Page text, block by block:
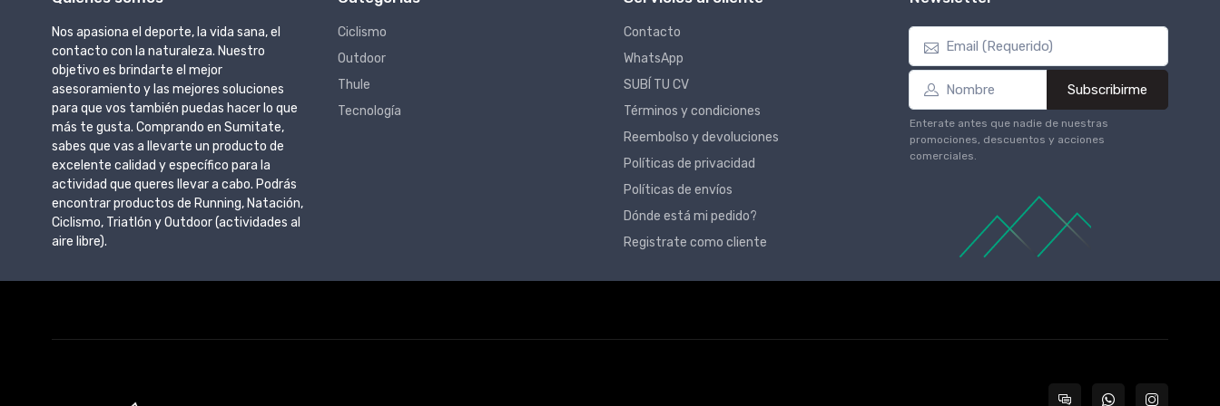
Nos apasiona el deporte, la vida sana, el
contacto con la naturaleza. Nuestro
objetivo es brindarte el mejor
asesoramiento y las mejores soluciones
para que vos también puedas hacer lo que
más te gusta. Comprando en Sumitate,
sabes que vas a llevarte un producto de
excelente calidad y específico para la
actividad que queres llevar a cabo. Podrás
encontrar productos de Running, Natación,
Ciclismo, Triatlón y Outdoor (actividades al
aire libre).
Ciclismo
Outdoor
Thule
Tecnología
Contacto
WhatsApp
SUBÍ TU CV
Términos y condiciones
Reembolso y devoluciones
Políticas de privacidad
Políticas de envíos
Dónde está mi pedido?
Registrate como cliente
Subscribirme
Enterate antes que nadie de nuestras
promociones, descuentos y acciones
comerciales.